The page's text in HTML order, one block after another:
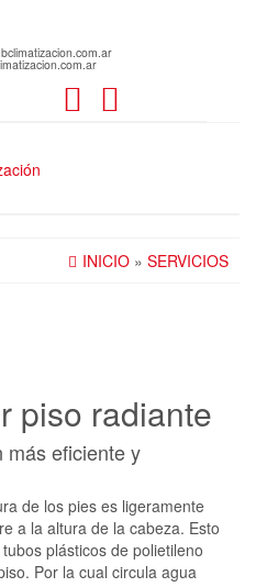
INICIO » SERVICIOS
piso radiante
más eficiente y
de los pies es ligeramente
a la altura de la cabeza. Esto
plásticos de polietileno
Por la cual circula agua